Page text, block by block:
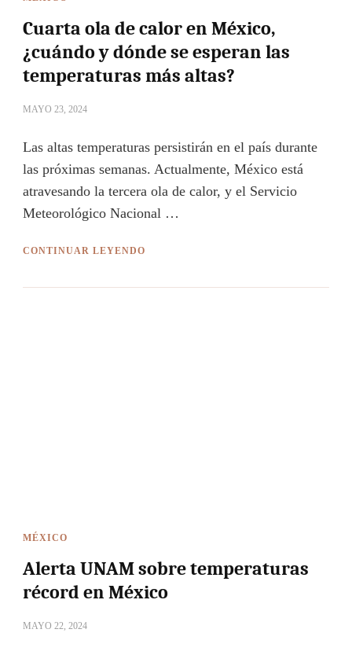
Cuarta ola de calor en México,
¿cuándo y dónde se esperan las
temperaturas más altas?
MAYO 23, 2024
Las altas temperaturas persistirán en el país durante
las próximas semanas. Actualmente, México está
atravesando la tercera ola de calor, y el Servicio
Meteorológico Nacional …
CONTINUAR LEYENDO
MÉXICO
Alerta UNAM sobre temperaturas
récord en México
MAYO 22, 2024